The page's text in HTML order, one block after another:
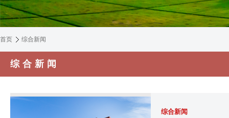
首页 综合新闻
综合新闻
综合新闻